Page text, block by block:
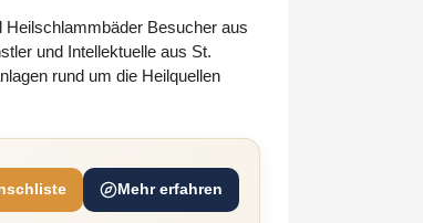
Heilschlammbäder Besucher aus
und Intellektuelle aus St.
rund um die Heilquellen
Mehr erfahren